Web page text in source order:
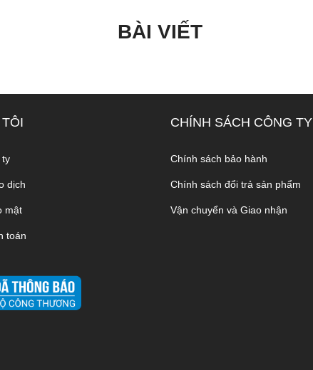
BÀI VIẾT
ty
dịch
mật
toán
CHÍNH SÁCH CÔNG TY
Chính sách bảo hành
Chính sách đổi trả sản phẩm
Vận chuyển và Giao nhận